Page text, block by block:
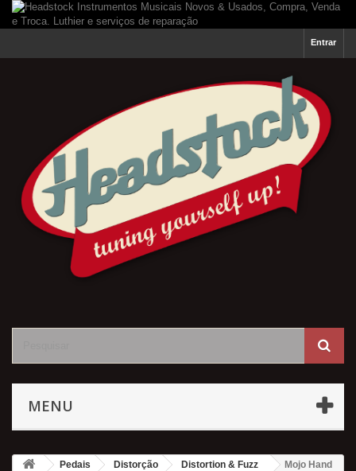
Entrar
MENU
Pedais Distorção Distortion & Fuzz
Mojo Hand